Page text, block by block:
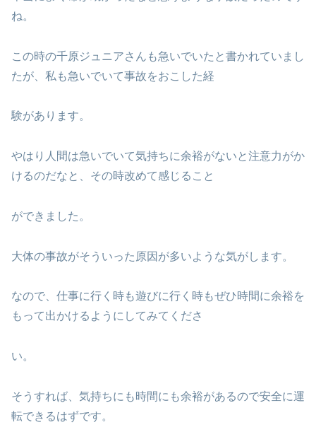
ね。
この時の千原ジュニアさんも急いでいたと書かれていまし
たが、私も急いでいて事故をおこした経
験があります。
やはり人間は急いでいて気持ちに余裕がないと注意力がか
けるのだなと、その時改めて感じること
ができました。
大体の事故がそういった原因が多いような気がします。
なので、仕事に行く時も遊びに行く時もぜひ時間に余裕を
もって出かけるようにしてみてくださ
い。
そうすれば、気持ちにも時間にも余裕があるので安全に運
転できるはずです。